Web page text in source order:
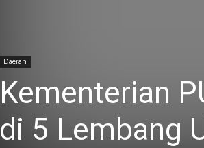
Daerah
Kementerian
di 5 Lembang